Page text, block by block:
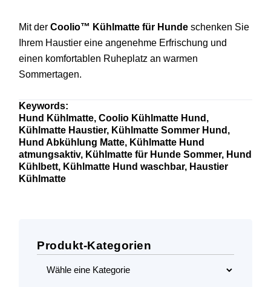
Mitder Coolio™ Kühlmatte für Hunde schenken Sie
Ihrem Haustier eine angenehme Erfrischung und
einen komfortablen Ruheplatz an warmen
Sommertagen.
Keywords:
Hund Kühlmatte, Coolio Kühlmatte Hund,
Kühlmatte Haustier, Kühlmatte Sommer Hund,
Hund Abkühlung Matte, Kühlmatte Hund
atmungsaktiv, Kühlmatte für Hunde Sommer, Hund
Kühlbett, Kühlmatte Hund waschbar, Haustier
Kühlmatte
Produkt-Kategorien